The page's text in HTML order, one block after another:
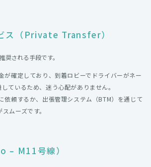
ス（Private Transfer）
奨される手段です。
が確定しており、到着ロビーでドライバーがネー
ているため、迷う心配がありません。
依頼するか、出張管理システム（BTM）を通じて
ムーズです。
– M11号線）